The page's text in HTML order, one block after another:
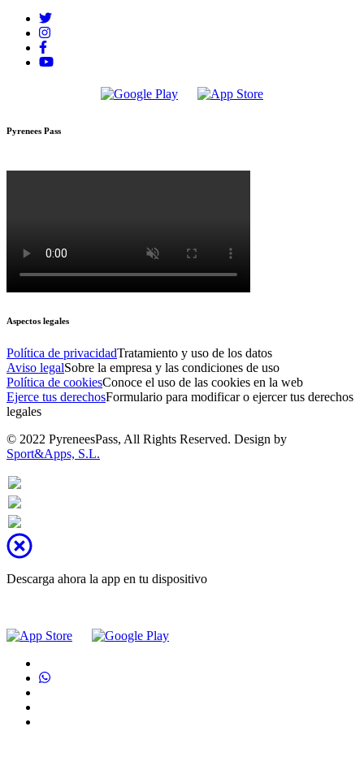
Pyrenees Pass
Aspectos legales
Política de privacidadTratamiento y uso de los datos
Aviso legalSobre la empresa y las condiciones de uso
Política de cookiesConoce el uso de las cookies en la web
Ejerce tus derechosFormulario para modificar o ejercer tus derechos
legales
© 2022 PyreneesPass, All Rights Reserved. Design by
Sport&Apps, S.L.
Descarga ahora la app en tu dispositivo